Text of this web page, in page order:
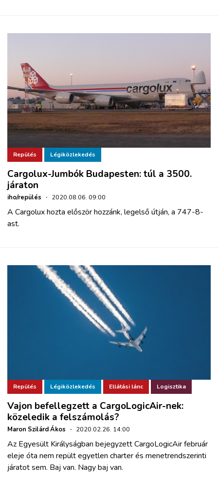
Repülés Légiközlekedés
Cargolux-Jumbók Budapesten: túl a 3500.
járaton
iho/repülés · 2020.08.06. 09:00
A Cargolux hozta először hozzánk, legelső útján, a 747-8-
ast.
Repülés Légiközlekedés Ellátási lánc Logisztika
Vajon befellegzett a CargoLogicAir-nek:
közeledik a felszámolás?
Maron Szilárd Ákos · 2020.02.26. 14:00
Az Egyesült Királyságban bejegyzett CargoLogicAir február
eleje óta nem repült egyetlen charter és menetrendszerinti
járatot sem. Baj van. Nagy baj van.